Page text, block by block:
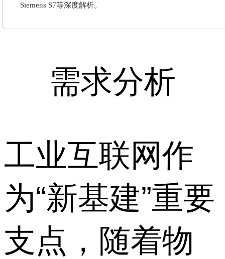
Siemens S7等深度解析。
需求分析
工业互联网作
为“新基建”重要
支点，随着物